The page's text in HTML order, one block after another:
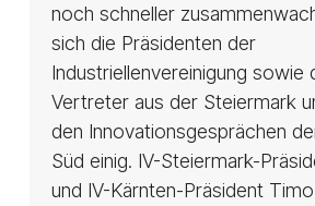
noch schneller
sich die Präsidenten der
Industriellenvereinigung sowie
Vertreter aus der Steiermark
den Innovationsgesprächen
Süd einig. IV-Steiermark-
und IV-Kärnten-Präsident